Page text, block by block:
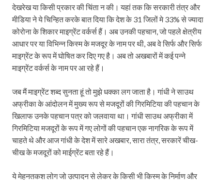
देखरेख या किसी प्रकार की चिंता न की। यहां तक कि सरकारी तंत्र और
मीडिया ने ये चिन्हित करके बात दिया कि देश के 31 जिलों मे 33% से ज्यादा
कोरोना के शिकार माइग्रेंट वर्कर्स हैं। अब उनकी पहचान, जो पहले क्षेत्रीय
आधार पर या विभिन्न किस्म के मजदूर के नाम पर थी, अब वे सिर्फ और सिर्फ
माइग्रेंट के रूप में घोषित कर दिए गए है। अब तो अखबारों में कई पन्ने
माइग्रेंट वर्कर्स के नाम पर आ रहे हैं।
जब मैं माइग्रेंट शब्द सुनता हूं तो मुझे धक्का लग जाता है। गांधी ने साउथ
अफ्रीका के आंदोलन में मुख्य रूप से मजदूरों की गिरमिटिया की पहचान के
खिलाफ उनके पहचान पत्र को जलवाया था। गांधी साउथ अफ्रीका में
गिरमिटिया मजदूरों के रूप में गए लोगों की पहचान एक नागरिक के रूप में
चाहते थे और आज गांधी के देश में सारे अखबार, सारा तंत्र, सरकारें चीख-
चीख के मजदूरों को माईग्रेंट बता रहे हैं।
ये मेहनतकश लोग जो उत्पादन से लेकर के किसी भी किस्म के निर्माण और